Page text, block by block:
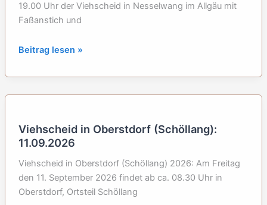
19.00 Uhr der Viehscheid in Nesselwang im Allgäu mit
Faßanstich und
Viehscheid
Nesselwang
Beitrag lesen »
Viehscheid in Oberstdorf (Schöllang):
11.09.2026
Viehscheid in Oberstdorf (Schöllang) 2026: Am Freitag
den 11. September 2026 findet ab ca. 08.30 Uhr in
Oberstdorf, Ortsteil Schöllang